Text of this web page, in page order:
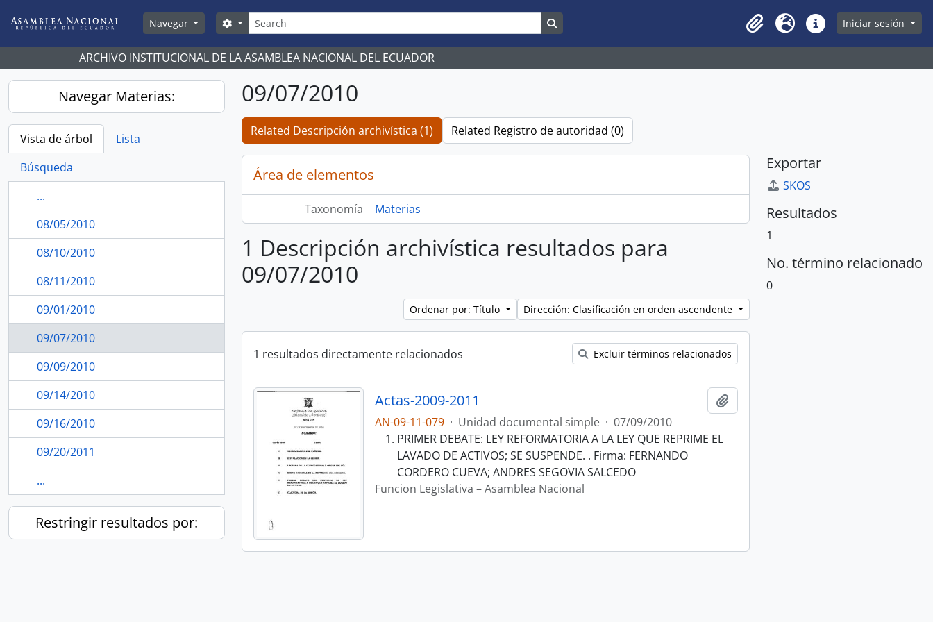
Navegar
Búsqueda
Search options
Clipboard
Idioma Enlaces rápidos
Iniciar sesión
ARCHIVO INSTITUCIONAL DE LA ASAMBLEA NACIONAL DEL ECUADOR
Navegar Materias:
Vista de árbol
Lista
Búsqueda
...
08/05/2010
08/10/2010
08/11/2010
09/01/2010
09/07/2010
09/09/2010
09/14/2010
09/16/2010
09/20/2011
...
Restringir resultados por:
09/07/2010
Related Descripción archivística (1) Related Registro de autoridad (0)
Área de elementos
Taxonomía Materias
1 Descripción archivística resultados para
09/07/2010
Ordenar por: Título Dirección: Clasificación en orden ascendente
1 resultados directamente relacionados Excluir términos relacionados
Actas-2009-2011
AN-09-11-079 · Unidad documental simple · 07/09/2010
PRIMER DEBATE: LEY REFORMATORIA A LA LEY QUE REPRIME EL
LAVADO DE ACTIVOS; SE SUSPENDE. . Firma: FERNANDO
CORDERO CUEVA; ANDRES SEGOVIA SALCEDO
Funcion Legislativa – Asamblea Nacional
Exportar
SKOS
Resultados
1
No. término relacionado
0